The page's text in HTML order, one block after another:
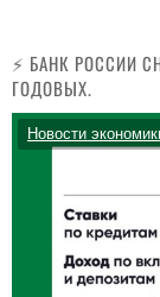
⚡️ БАНК РОССИИ
ГОДОВЫХ.
Новости